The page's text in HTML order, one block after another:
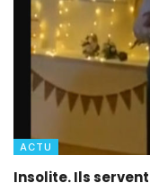
ACTU
Insolite. Ils